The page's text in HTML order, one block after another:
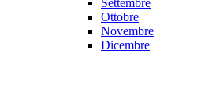
Settembre
Ottobre
Novembre
Dicembre